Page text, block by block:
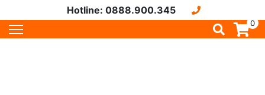
Hotline: 0888.900.345
0